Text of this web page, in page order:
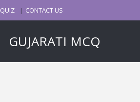
QUIZ CONTACT US
GUJARATI MCQ